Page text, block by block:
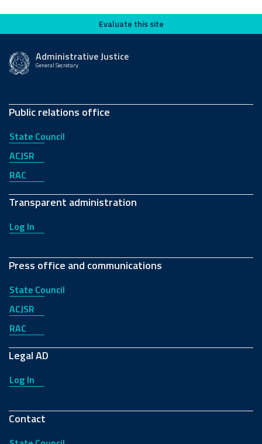
Evaluate this siteEvaluate this site
Administrative Justice
General Secretary
Public relations office
State Council
ACJSR
RAC
Transparent administration
Log In
Press office and communications
State Council
ACJSR
RAC
Legal AD
Log In
Contact